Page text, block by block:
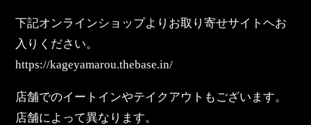
下記オンラインショップよりお取り寄せサイトヘお
入りください。
https://kageyamarou.thebase.in/
店舗でのイートインやテイクアウトもございます。
店舗によって異なります。